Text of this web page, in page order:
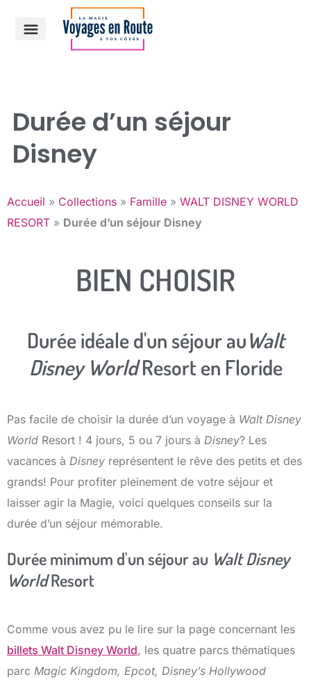
Durée d’un séjour
Disney
Accueil » Collections » Famille » WALT DISNEY WORLD
RESORT » Durée d’un séjour Disney
BIEN CHOISIR
Durée idéale d'un séjour auWalt
Disney WorldResort en Floride
Pas facile de choisir la durée d’un voyage à Walt Disney
World Resort ! 4 jours, 5 ou 7 jours à Disney? Les
vacances à Disney représentent le rêve des petits et des
grands! Pour profiter pleinement de votre séjour et
laisser agir la Magie, voici quelques conseils sur la
durée d’un séjour mémorable.
Durée minimum d'un séjour au Walt Disney
WorldResort
Comme vous avez pu le lire sur la page concernant les
billets Walt Disney World, les quatre parcs thématiques
parc Magic Kingdom, Epcot, Disney’s Hollywood